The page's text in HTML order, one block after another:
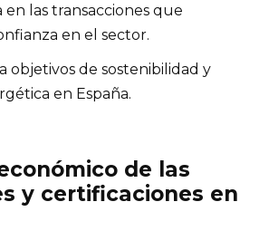
en las transacciones que
en el sector.
objetivos de sostenibilidad y
en España.
de las
y certificaciones en